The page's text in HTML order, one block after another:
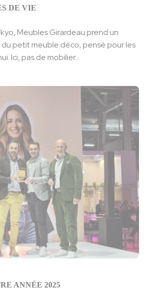
DE VIE
Meubles Girardeau prend un
du petit meuble déco, pensé pour les
Ici, pas de mobilier...
ANNÉE 2025